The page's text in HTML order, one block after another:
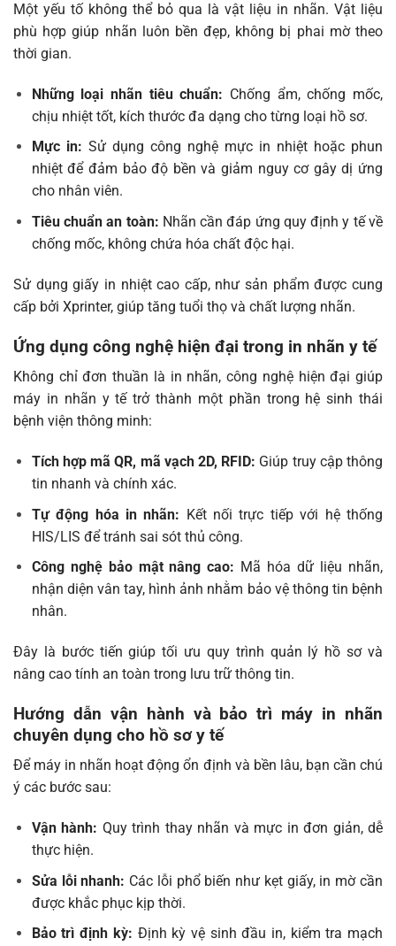
Một yếu tố không thể bỏ qua là vật liệu in nhãn. Vật liệu
phù hợp giúp nhãn luôn bền đẹp, không bị phai mờ theo
thời gian.
Những loại nhãn tiêu chuẩn: Chống ẩm, chống mốc,
chịu nhiệt tốt, kích thước đa dạng cho từng loại hồ sơ.
Mực in: Sử dụng công nghệ mực in nhiệt hoặc phun
nhiệt để đảm bảo độ bền và giảm nguy cơ gây dị ứng
cho nhân viên.
Tiêu chuẩn an toàn: Nhãn cần đáp ứng quy định y tế về
chống mốc, không chứa hóa chất độc hại.
Sử dụng giấy in nhiệt cao cấp, như sản phẩm được cung
cấp bởi Xprinter, giúp tăng tuổi thọ và chất lượng nhãn.
Ứng dụng công nghệ hiện đại trong in nhãn y tế
Không chỉ đơn thuần là in nhãn, công nghệ hiện đại giúp
máy in nhãn y tế trở thành một phần trong hệ sinh thái
bệnh viện thông minh:
Tích hợp mã QR, mã vạch 2D, RFID: Giúp truy cập thông
tin nhanh và chính xác.
Tự động hóa in nhãn: Kết nối trực tiếp với hệ thống
HIS/LIS để tránh sai sót thủ công.
Công nghệ bảo mật nâng cao: Mã hóa dữ liệu nhãn,
nhận diện vân tay, hình ảnh nhằm bảo vệ thông tin bệnh
nhân.
Đây là bước tiến giúp tối ưu quy trình quản lý hồ sơ và
nâng cao tính an toàn trong lưu trữ thông tin.
Hướng dẫn vận hành và bảo trì máy in nhãn
chuyên dụng cho hồ sơ y tế
Để máy in nhãn hoạt động ổn định và bền lâu, bạn cần chú
ý các bước sau:
Vận hành: Quy trình thay nhãn và mực in đơn giản, dễ
thực hiện.
Sửa lỗi nhanh: Các lỗi phổ biến như kẹt giấy, in mờ cần
được khắc phục kịp thời.
Bảo trì định kỳ: Định kỳ vệ sinh đầu in, kiểm tra mạch